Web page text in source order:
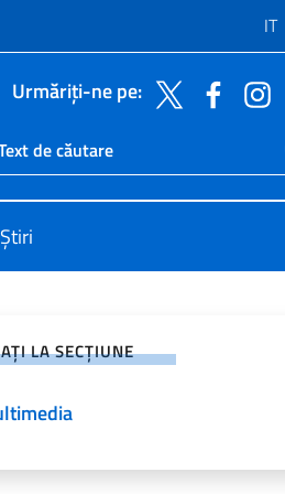
IT
Urmăriți-ne pe:
sito live
site
Știri
LA SECȚIUNE